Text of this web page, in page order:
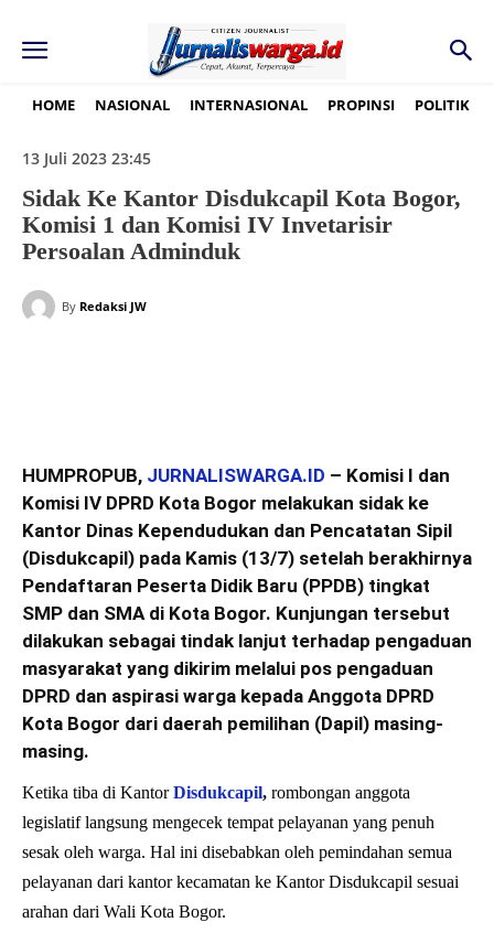
HOME NASIONAL INTERNASIONAL PROPINSI POLITIK
13 Juli 2023 23:45
Sidak Ke Kantor Disdukcapil Kota Bogor,
Komisi 1 dan Komisi IV Invetarisir
Persoalan Adminduk
By Redaksi JW
HUMPROPUB, JURNALISWARGA.ID – Komisi I dan
Komisi IV DPRD Kota Bogor melakukan sidak ke
Kantor Dinas Kependudukan dan Pencatatan Sipil
(Disdukcapil) pada Kamis (13/7) setelah berakhirnya
Pendaftaran Peserta Didik Baru (PPDB) tingkat
SMP dan SMA di Kota Bogor. Kunjungan tersebut
dilakukan sebagai tindak lanjut terhadap pengaduan
masyarakat yang dikirim melalui pos pengaduan
DPRD dan aspirasi warga kepada Anggota DPRD
Kota Bogor dari daerah pemilihan (Dapil) masing-
masing.
Ketika tiba di KantorDisdukcapil, rombongan anggota
legislatif langsung mengecek tempat pelayanan yang penuh
sesak oleh warga. Hal ini disebabkan oleh pemindahan semua
pelayanan dari kantor kecamatan ke Kantor Disdukcapil sesuai
arahan dari Wali Kota Bogor.